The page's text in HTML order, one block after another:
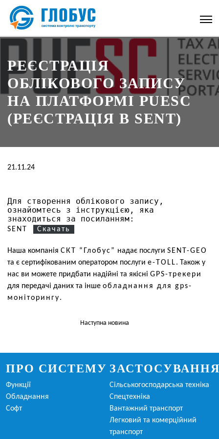
РЕЄСТРАЦІЯ
ОБЛІКОВОГО ЗАПИСУ
НА ПЛАТФОРМІ PUESC
(РЕЄСТРАЦІЯ В SENT)
21.11.24
Для створення облікового запису,
ознайомтесь з інструкцією, яка
знаходиться за посиланням:
SENT Скачать
Наша компанія СКТ “Глобус” надає послуги SENT-GEO
та є сертифікованим оператором послуги e-TOLL. Також у
нас ви можете придбати надійні та якісні GPS-трекери
для передачі даних та інше обладнання для gps-
моніторингу.
Наступна новина
ПРО СИСТЕМУ
Функції
Обладнання
Софт
Сільськогосподарська техніка
Спецтехніка
Вантажний транспорт
Легковий та комерційний
транспорт